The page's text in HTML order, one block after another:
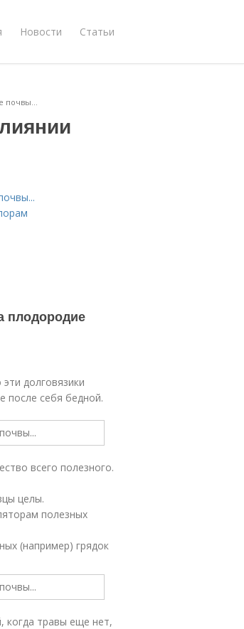
Новости Статьи
почвы...
плодородие
долговязики
после себя бедной.
всего полезного.
целы.
полезных
(например) грядок
когда травы еще нет,